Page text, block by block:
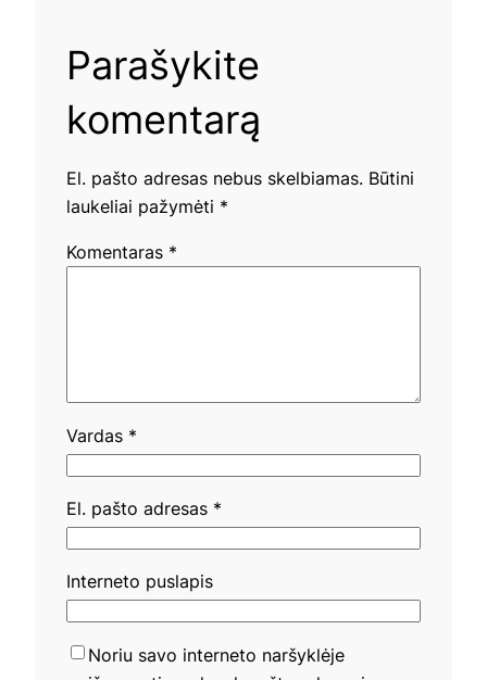
Parašykite
komentarą
El. pašto adresas nebus skelbiamas. Būtini
laukeliai pažymėti *
Komentaras *
Vardas *
El. pašto adresas *
Interneto puslapis
Noriu savo interneto naršyklėje